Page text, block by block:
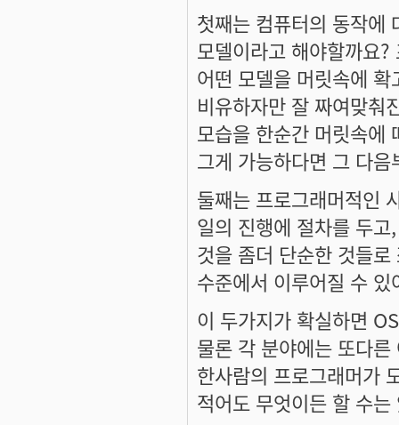
첫째는 컴퓨터의 동작에
모델이라고 해야할까요
어떤 모델을 머릿속에
비유하자만 잘 짜여맞춰
모습을 한순간 머릿속에
그게 가능하다면 그 다
둘째는 프로그래머적인
일의 진행에 절차를 두
것을 좀더 단순한 것들
수준에서 이루어질 수
이 두가지가 확실하면
물론 각 분야에는 또다
한사람의 프로그래머가
적어도 무엇이든 할 수